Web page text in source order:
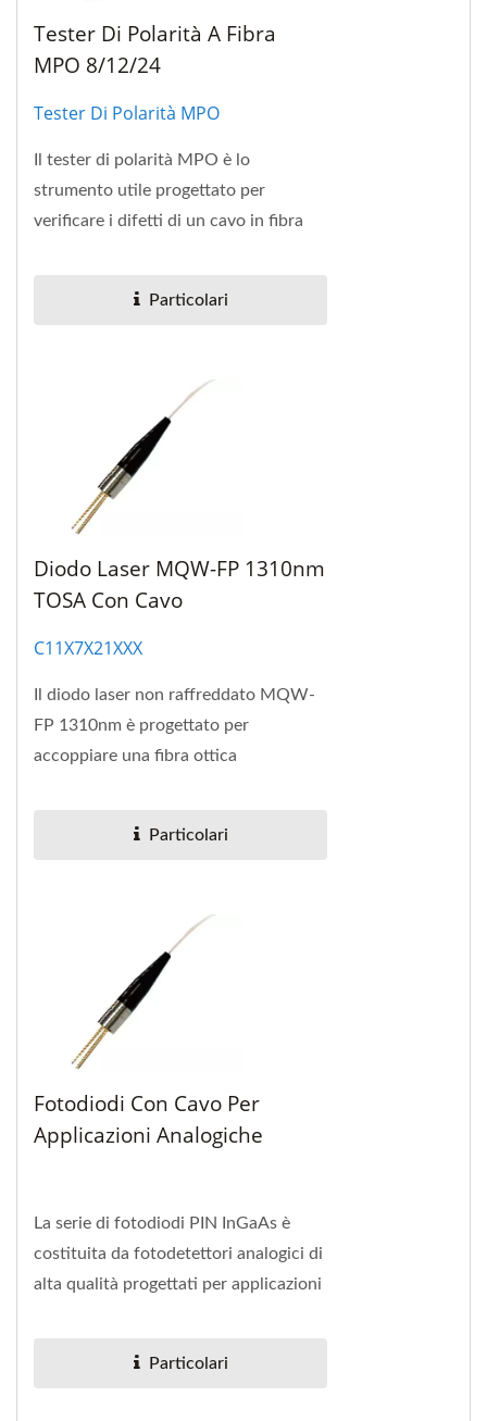
Tester Di Polarità A Fibra
MPO 8/12/24
Tester Di Polarità MPO
Il tester di polarità MPO è lo
strumento utile progettato per
verificare i difetti di un cavo in fibra
Particolari
Diodo Laser MQW-FP 1310nm
TOSA Con Cavo
C11X7X21XXX
Il diodo laser non raffreddato MQW-
FP 1310nm è progettato per
accoppiare una fibra ottica
Particolari
Fotodiodi Con Cavo Per
Applicazioni Analogiche
La serie di fotodiodi PIN InGaAs è
costituita da fotodetettori analogici di
alta qualità progettati per applicazioni
Particolari